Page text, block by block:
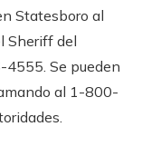
Statesboro al
Sheriff del
Se pueden
al 1-800-